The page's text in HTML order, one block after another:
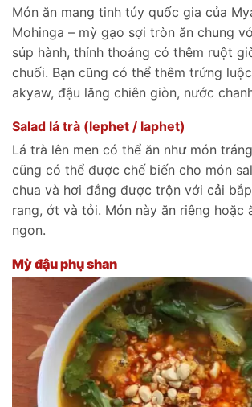
Món ăn mang tinh túy quốc gia của
Mohinga – mỳ gạo sợi tròn ăn chung
súp hành, thỉnh thoảng có thêm ruột
chuối. Bạn cũng có thể thêm trứng
akyaw, đậu lăng chiên giòn, nước
Salad lá trà (lephet / laphet)
Lá trà lên men có thể ăn như món
cũng có thể được chế biến cho món
chua và hơi đắng được trộn với cải
rang, ớt và tỏi. Món này ăn riêng hoặc
ngon.
Mỳ đậu phụ shan